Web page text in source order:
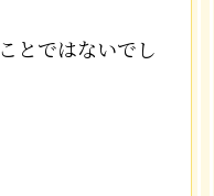
とではないでし